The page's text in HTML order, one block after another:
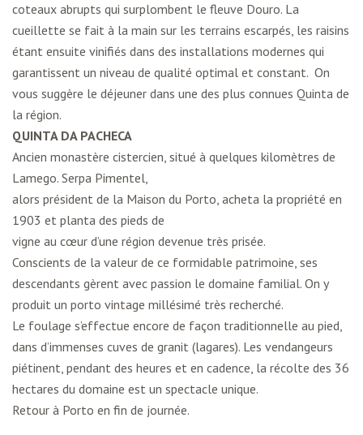
coteaux abrupts qui surplombent le fleuve Douro. La
cueillette se fait à la main sur les terrains escarpés, les raisins
étant ensuite vinifiés dans des installations modernes qui
garantissent un niveau de qualité optimal et constant. On
vous suggère le déjeuner dans une des plus connues Quinta de
la région.
QUINTA DA PACHECA
Ancien monastère cistercien, situé à quelques kilomètres de
Lamego. Serpa Pimentel,
alors président de la Maison du Porto, acheta la propriété en
1903 et planta des pieds de
vigne au cœur d’une région devenue très prisée.
Conscients de la valeur de ce formidable patrimoine, ses
descendants gèrent avec passion le domaine familial. On y
produit un porto vintage millésimé très recherché.
Le foulage s’effectue encore de façon traditionnelle au pied,
dans d’immenses cuves de granit (lagares). Les vendangeurs
piétinent, pendant des heures et en cadence, la récolte des 36
hectares du domaine est un spectacle unique.
Retour à Porto en fin de journée.